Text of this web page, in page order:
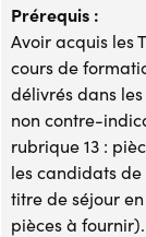
Prérequis :
Avoir acquis les
cours de
délivrés dans
non contre-
rubrique 13 :
les candidats
titre de séjour
pièces à